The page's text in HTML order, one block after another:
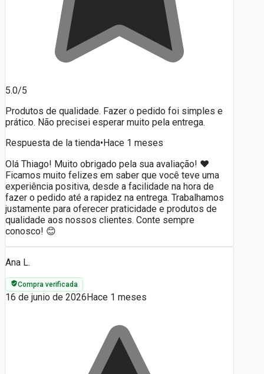
5.0/5
Produtos de qualidade. Fazer o pedido foi simples e
prático. Não precisei esperar muito pela entrega.
Respuesta de la tienda•Hace 1 meses
Olá Thiago! Muito obrigado pela sua avaliação! ❤️
Ficamos muito felizes em saber que você teve uma
experiência positiva, desde a facilidade na hora de
fazer o pedido até a rapidez na entrega. Trabalhamos
justamente para oferecer praticidade e produtos de
qualidade aos nossos clientes. Conte sempre
conosco! 😊
Ana L.
Compra verificada
16 de junio de 2026Hace 1 meses